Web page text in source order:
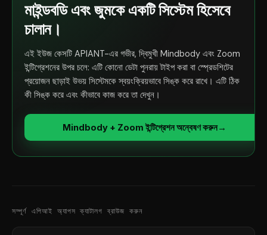
মাইন্ডবডি এবং জুমকে একটি সিস্টেম হিসেবে
চালান।
এই ইউজ কেসটি APIANT-এর গভীর, দ্বিমুখী Mindbody এবং Zoom
ইন্টিগ্রেশনের উপর চলে: এটি কোনো ডেটা পুনরায় টাইপ করা বা স্প্রেডশিটের
প্রয়োজন ছাড়াই উভয় সিস্টেমকে স্বয়ংক্রিয়ভাবে সিঙ্ক করে রাখে। এটি ঠিক
কী সিঙ্ক করে এবং কীভাবে কাজ করে তা দেখুন।
Mindbody + Zoom ইন্টিগ্রেশন অন্বেষণ করুন→
সম্পূর্ণ এপিআই অ্যাপস ক্যাটালগ ব্রাউজ করুন